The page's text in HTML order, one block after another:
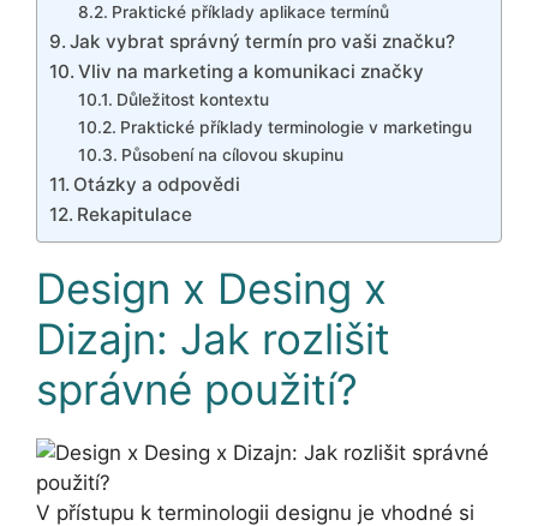
Praktické příklady aplikace termínů
Jak vybrat správný termín pro vaši značku?
Vliv na marketing a komunikaci značky
Důležitost kontextu
Praktické příklady terminologie v marketingu
Působení na cílovou skupinu
Otázky a odpovědi
Rekapitulace
Design x Desing x
Dizajn: Jak rozlišit
správné použití?
V přístupu k terminologii designu je vhodné si